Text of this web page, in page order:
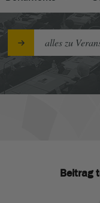
alles zu
Beitrag